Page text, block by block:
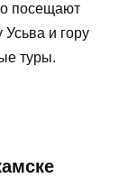
посещают
и гору
туры.